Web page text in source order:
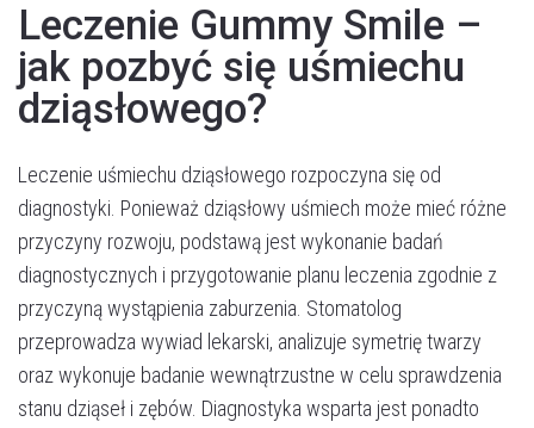
Leczenie Gummy Smile –
jak pozbyć się uśmiechu
dziąsłowego?
Leczenie uśmiechu dziąsłowego rozpoczyna się od
diagnostyki. Ponieważ dziąsłowy uśmiech może mieć różne
przyczyny rozwoju, podstawą jest wykonanie badań
diagnostycznych i przygotowanie planu leczenia zgodnie z
przyczyną wystąpienia zaburzenia. Stomatolog
przeprowadza wywiad lekarski, analizuje symetrię twarzy
oraz wykonuje badanie wewnątrzustne w celu sprawdzenia
stanu dziąseł i zębów. Diagnostyka wsparta jest ponadto